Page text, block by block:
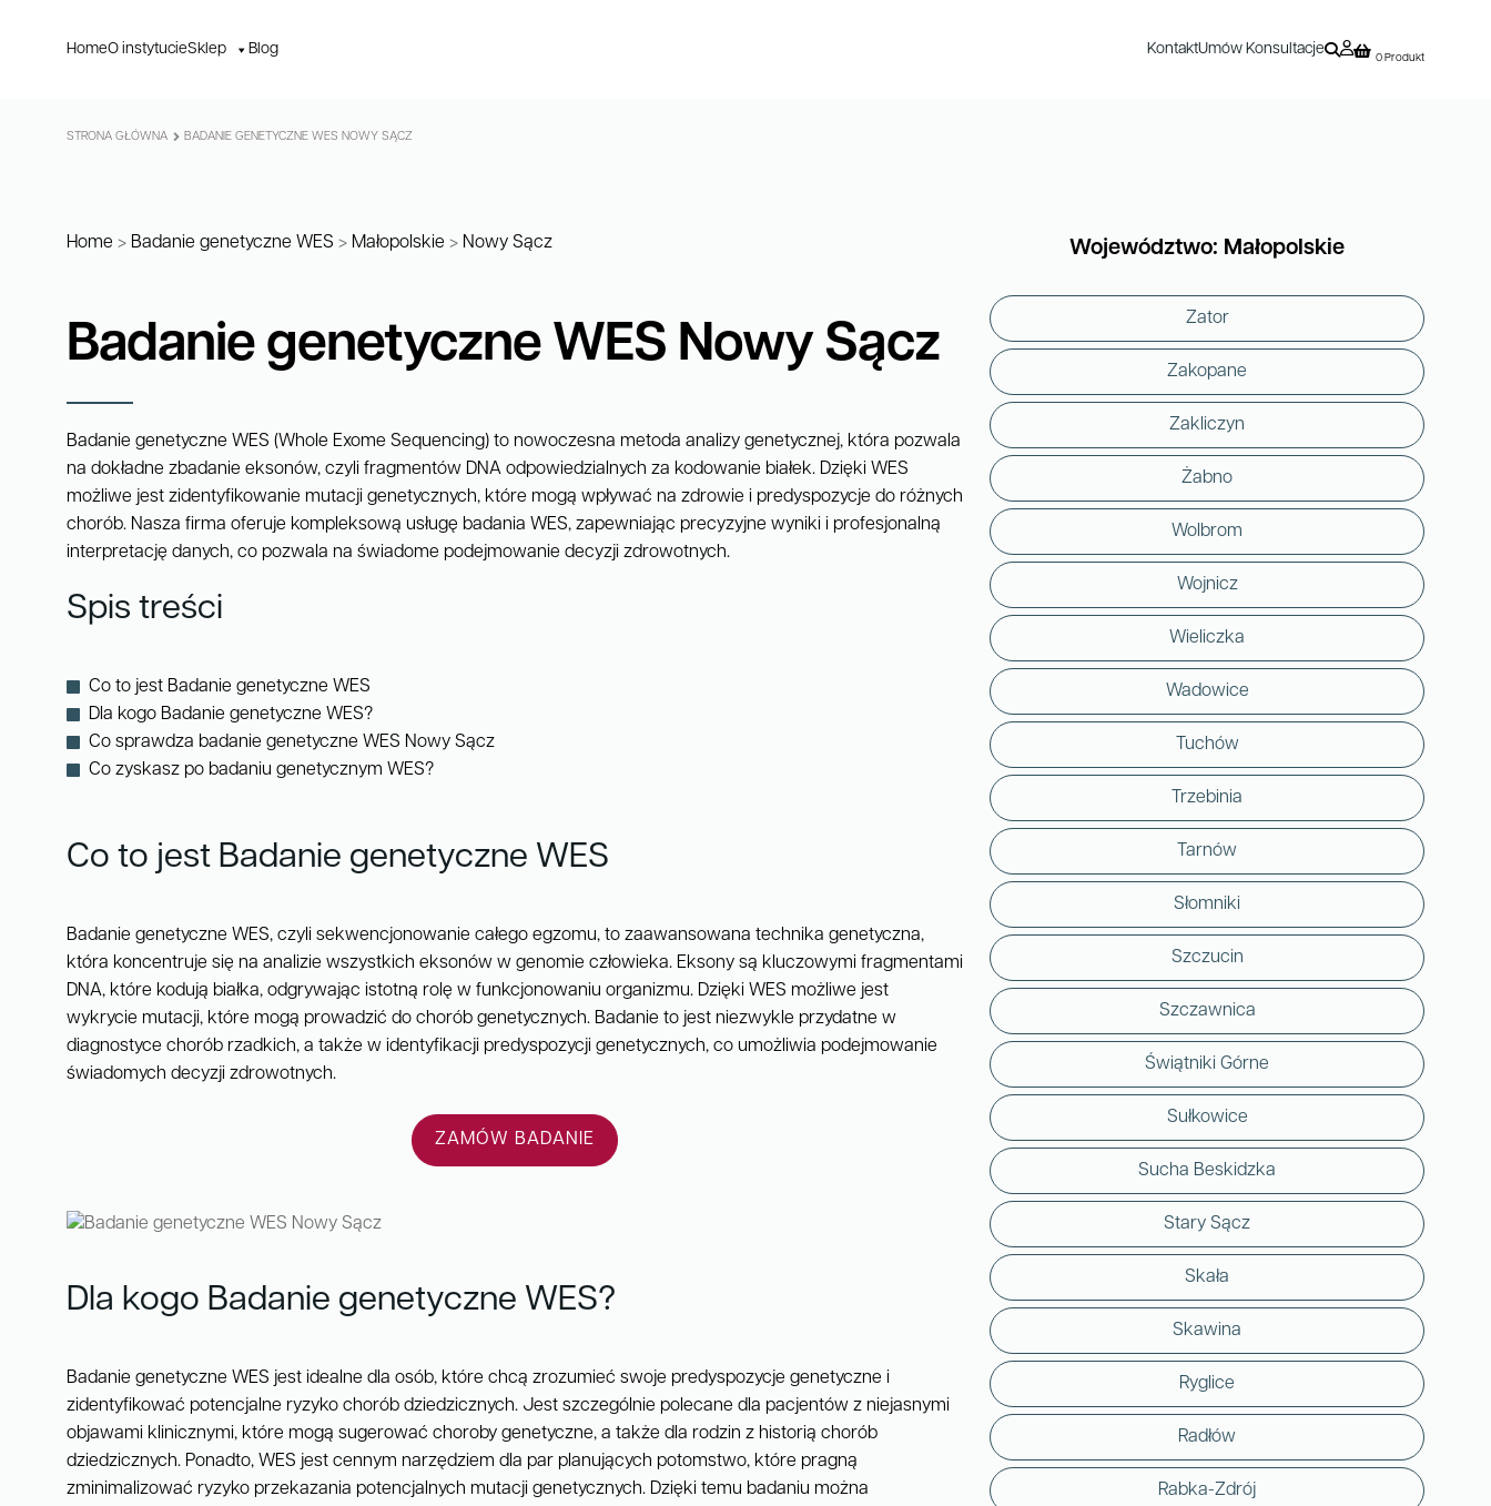
HomeO instytucieSklep Blog KontaktUmów Konsultacje
0 Produkt
STRONA GŁÓWNA BADANIE GENETYCZNE WES NOWY SĄCZ
Home > Badanie genetyczne WES > Małopolskie > Nowy Sącz
Badanie genetyczne WES Nowy Sącz
Badanie genetyczne WES (Whole Exome Sequencing) to nowoczesna metoda analizy genetycznej, która pozwala
na dokładne zbadanie eksonów, czyli fragmentów DNA odpowiedzialnych za kodowanie białek. Dzięki WES
możliwe jest zidentyfikowanie mutacji genetycznych, które mogą wpływać na zdrowie i predyspozycje do różnych
chorób. Nasza firma oferuje kompleksową usługę badania WES, zapewniając precyzyjne wyniki i profesjonalną
interpretację danych, co pozwala na świadome podejmowanie decyzji zdrowotnych.
Spis treści
Co to jest Badanie genetyczne WES
Dla kogo Badanie genetyczne WES?
Co sprawdza badanie genetyczne WES Nowy Sącz
Co zyskasz po badaniu genetycznym WES?
Co to jest Badanie genetyczne WES
Badanie genetyczne WES, czyli sekwencjonowanie całego egzomu, to zaawansowana technika genetyczna,
która koncentruje się na analizie wszystkich eksonów w genomie człowieka. Eksony są kluczowymi fragmentami
DNA, które kodują białka, odgrywając istotną rolę w funkcjonowaniu organizmu. Dzięki WES możliwe jest
wykrycie mutacji, które mogą prowadzić do chorób genetycznych. Badanie to jest niezwykle przydatne w
diagnostyce chorób rzadkich, a także w identyfikacji predyspozycji genetycznych, co umożliwia podejmowanie
świadomych decyzji zdrowotnych.
ZAMÓW BADANIE
Dla kogo Badanie genetyczne WES?
Badanie genetyczne WES jest idealne dla osób, które chcą zrozumieć swoje predyspozycje genetyczne i
zidentyfikować potencjalne ryzyko chorób dziedzicznych. Jest szczególnie polecane dla pacjentów z niejasnymi
objawami klinicznymi, które mogą sugerować choroby genetyczne, a także dla rodzin z historią chorób
dziedzicznych. Ponadto, WES jest cennym narzędziem dla par planujących potomstwo, które pragną
zminimalizować ryzyko przekazania potencjalnych mutacji genetycznych. Dzięki temu badaniu można
Województwo: Małopolskie
Zator
Zakopane
Zakliczyn
Żabno
Wolbrom
Wojnicz
Wieliczka
Wadowice
Tuchów
Trzebinia
Tarnów
Słomniki
Szczucin
Szczawnica
Świątniki Górne
Sułkowice
Sucha Beskidzka
Stary Sącz
Skała
Skawina
Ryglice
Radłów
Rabka-Zdrój